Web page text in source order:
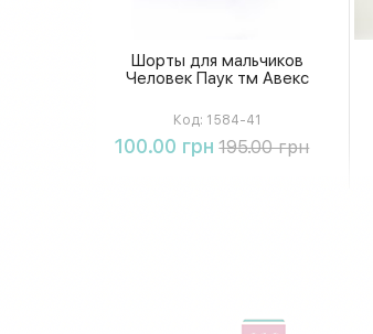
Шорты для мальчиков
Человек Паук тм Авекс
Код: 1584-41
100.00 грн 195.00 грн
Купить